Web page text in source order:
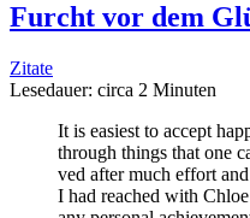
Furcht vor dem
Zitate
Lese­dau­er: cir­ca 2 Minu­ten
It is easie­st to accept
through things that one
ved after much effort
I had rea­ched with